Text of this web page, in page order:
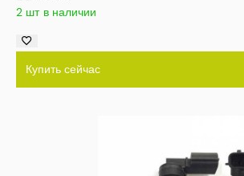
2 шт в наличии
Купить сейчас